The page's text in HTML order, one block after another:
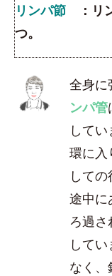
リンパ節 ：リ
つ。
全身に
ンパ管
して
環に入
しての
途中に
ろ過
して
なく、